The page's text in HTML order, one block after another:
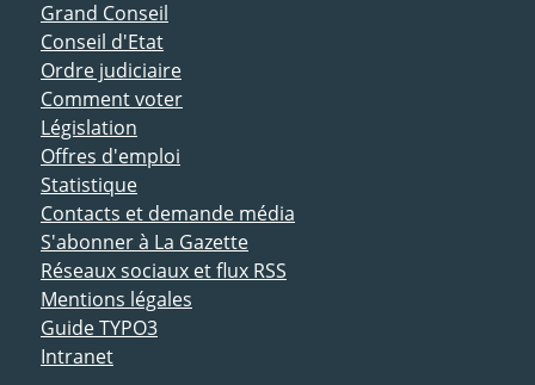
ACCÈS DIRECT
Grand Conseil
Conseil d'Etat
Ordre judiciaire
Comment voter
Législation
Offres d'emploi
Statistique
Contacts et demande média
S'abonner à La Gazette
Réseaux sociaux et flux RSS
Mentions légales
Guide TYPO3
Intranet